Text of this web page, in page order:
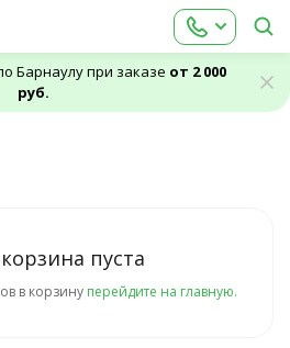
Барнаулу при заказе от 2 000
руб.
пуста
в корзину перейдите на главную.